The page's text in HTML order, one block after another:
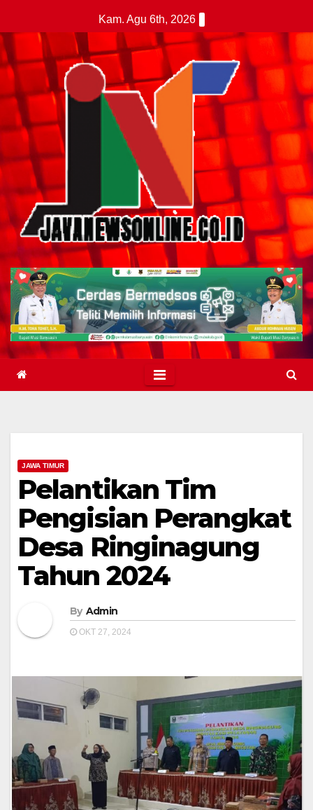
to
content
Kam. Agu 6th, 2026
JAWA TIMUR
Pelantikan Tim
Pengisian Perangkat
Desa Ringinagung
Tahun 2024
By Admin
OKT 27, 2024